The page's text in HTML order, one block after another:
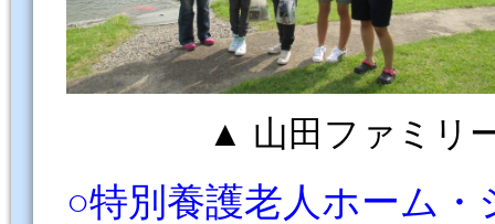
▲ 山田ファミリーも
○特別養護老人ホーム・